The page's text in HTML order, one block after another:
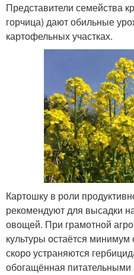
Представители семейства
горчица) дают обильные
картофельных участках.
Картошку в роли
рекомендуют для высадки
овощей. При грамотной
культуры остаётся
скоро устраняются
обогащённая